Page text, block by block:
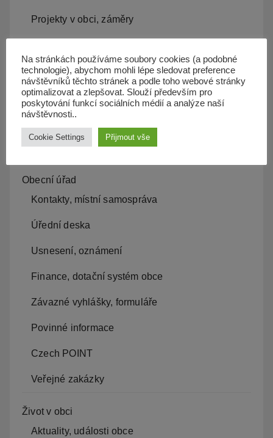
Projekty v obci, záměry
Kanalizace
Územní plán
Dopravní obslužnost
Obecní úřad
Kontakty, místní samospráva
Úřední deska
Usnesení, oznámení
Finance, dotační systém obce
Závazné vyhlášky, formuláře
Povinné informace
Czech POINT
Veřejné zakázky
Život v obci
Aktuality, události obce
Na stránkách používáme soubory cookies (a podobné
technologie), abychom mohli lépe sledovat preference
návštěvníků těchto stránek a podle toho webové stránky
optimalizovat a zlepšovat. Slouží především pro
poskytování funkcí sociálních médií a analýze naší
návštěvnosti..
Cookie Settings Přijmout vše